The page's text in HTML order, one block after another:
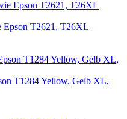
Epson T2621, T26XL
T1284 Yellow, Gelb XL,